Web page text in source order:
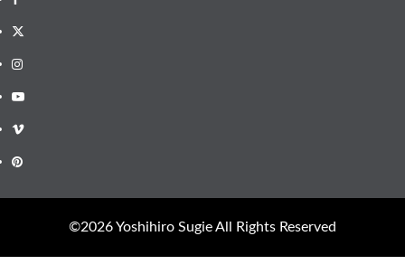
X
Instagram
Youtube
Vimeo
Pinterest
©︎2026 Yoshihiro Sugie All Rights Reserved